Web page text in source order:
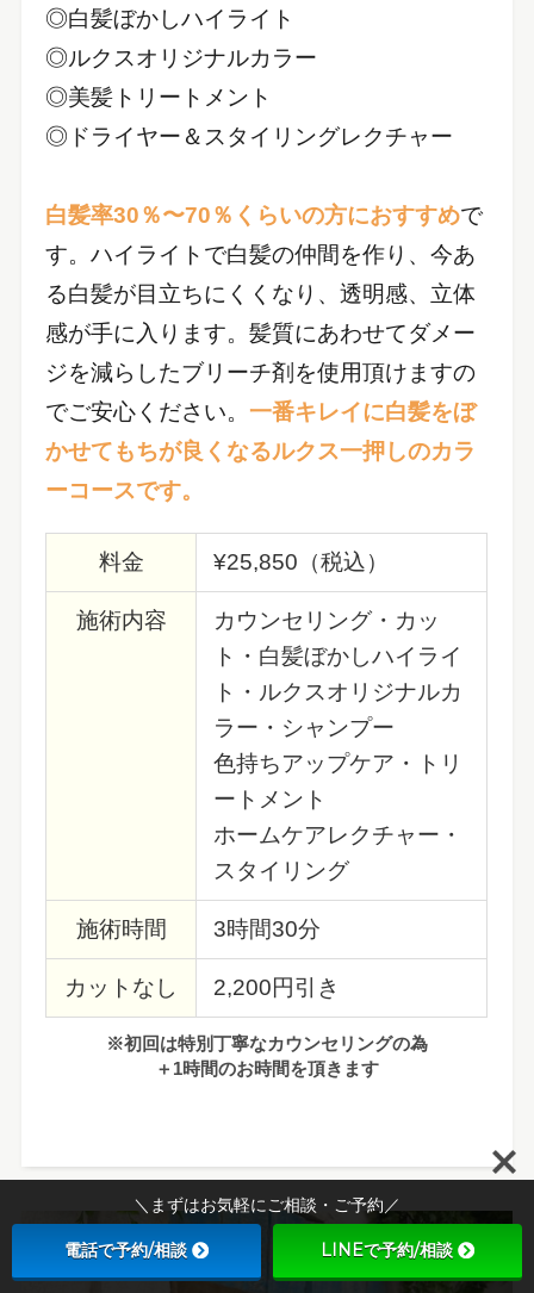
◎白髪ぼかしハイライト
◎ルクスオリジナルカラー
◎美髪トリートメント
◎ドライヤー＆スタイリングレクチャー
白髪率30％〜70％くらいの方におすすめで
す。ハイライトで白髪の仲間を作り、今あ
る白髪が目立ちにくくなり、透明感、立体
感が手に入ります。髪質にあわせてダメー
ジを減らしたブリーチ剤を使用頂けますの
でご安心ください。 一番キレイに白髪をぼ
かせてもちが良くなるルクス一押しのカラ
ーコースです。
料金 ¥25,850（税込）
施術内容
カウンセリング・カッ
ト・白髪ぼかしハイライ
ト・ルクスオリジナルカ
ラー・シャンプー
色持ちアップケア・トリ
ートメント
ホームケアレクチャー・
スタイリング
施術時間 3時間30分
カットなし 2,200円引き
※初回は特別丁寧なカウンセリングの為
＋1時間のお時間を頂きます
＼まずはお気軽にご相談・ご予約／
電話で予約/相談 LINEで予約/相談